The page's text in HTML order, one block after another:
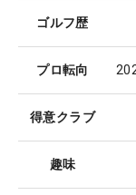
ゴルフ歴
プロ転向
得意クラブ
趣味